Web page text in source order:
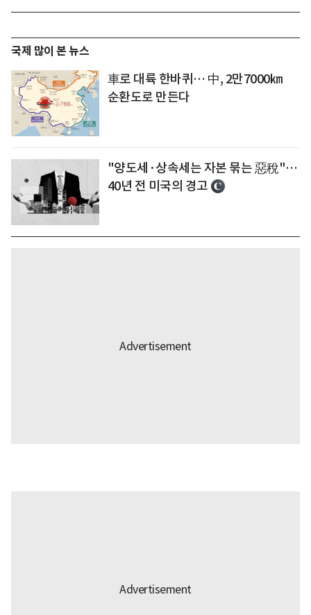
국제 많이 본 뉴스
車로 대륙 한바퀴… 中, 2만7000㎞
순환도로 만든다
"양도세·상속세는 자본 묶는 惡稅"…
40년 전 미국의 경고